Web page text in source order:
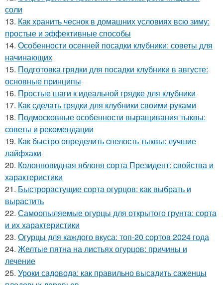
соли
13. Как хранить чеснок в домашних условиях всю зиму:
простые и эффективные способы
14. Особенности осенней посадки клубники: советы для
начинающих
15. Подготовка грядки для посадки клубники в августе:
основные принципы
16. Простые шаги к идеальной грядке для клубники
17. Как сделать грядки для клубники своими руками
18. Подмосковные особенности выращивания тыквы:
советы и рекомендации
19. Как быстро определить спелость тыквы: лучшие
лайфхаки
20. Колонновидная яблоня сорта Президент: свойства и
характеристики
21. Быстрорастущие сорта огурцов: как выбрать и
вырастить
22. Самоопыляемые огурцы для открытого грунта: сорта
и их характеристики
23. Огурцы для каждого вкуса: топ-20 сортов 2024 года
24. Желтые пятна на листьях огурцов: причины и
лечение
25. Уроки садовода: как правильно высадить саженцы